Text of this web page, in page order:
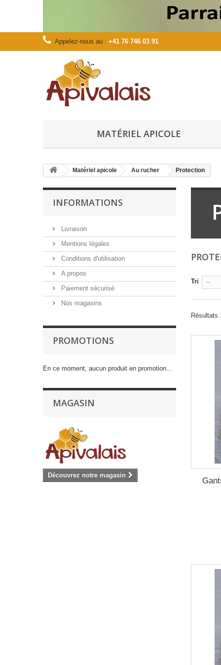
Appelez-nous au : +41 76 746 03 91
MATÉRIEL APICOLE
Matériel apicole Au rucher Protection
INFORMATIONS
Livraison
Mentions légales
Conditions d'utilisation
A propos
Paiement sécurisé
Nos magasins
PROMOTIONS
En ce moment, aucun produit en promotion...
MAGASIN
Découvrez notre magasin
Tri --
Résultats